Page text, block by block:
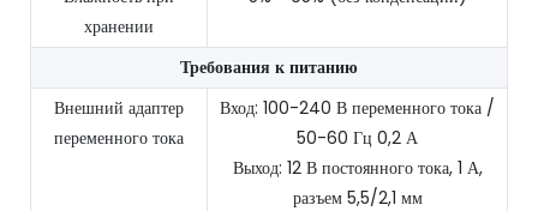
хранении
Требования к питанию
Внешний адаптер
переменного тока
Вход: 100-240 В переменного тока /
50-60 Гц 0,2 А
Выход: 12 В постоянного тока, 1 А,
разъем 5,5/2,1 мм